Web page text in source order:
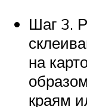
Шаг 3.
на
краям